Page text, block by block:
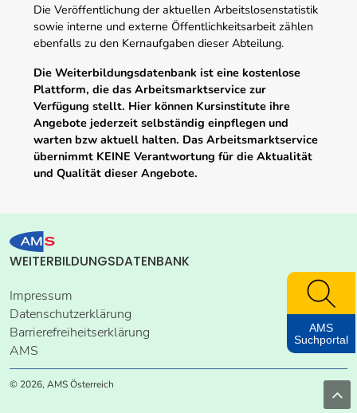
Die Veröffentlichung der aktuellen Arbeitslosenstatistik
sowie interne und externe Öffentlichkeitsarbeit zählen
ebenfalls zu den Kernaufgaben dieser Abteilung.
Die Weiterbildungsdatenbank ist eine kostenlose
Plattform, die das Arbeitsmarktservice zur
Verfügung stellt. Hier können Kursinstitute ihre
Angebote jederzeit selbständig einpflegen und
warten bzw aktuell halten. Das Arbeitsmarktservice
übernimmt KEINE Verantwortung für die Aktualität
und Qualität dieser Angebote.
WEITERBILDUNGSDATENBANK
Impressum
Datenschutzerklärung
Barrierefreiheitserklärung
AMS
© 2026, AMS Österreich
AMS
Suchportal